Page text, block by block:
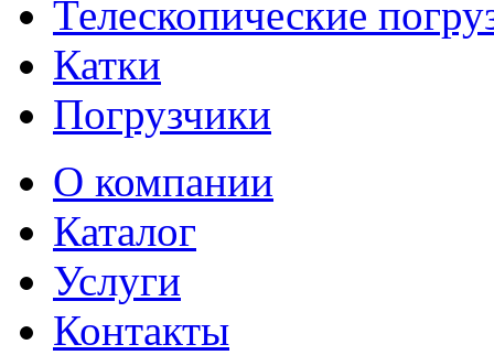
Телескопические
Катки
Погрузчики
О компании
Каталог
Услуги
Контакты